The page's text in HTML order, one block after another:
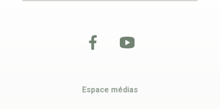
Espace médias